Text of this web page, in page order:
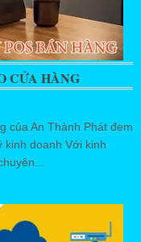
CỬA HÀNG
của An Thành Phát đem
kinh doanh Với kinh